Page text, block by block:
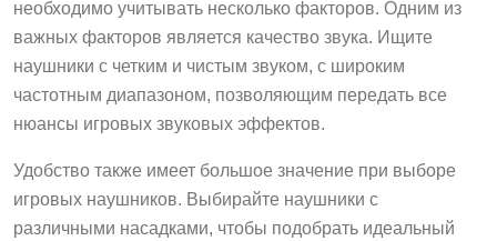
необходимо учитывать несколько факторов. Одним из
важных факторов является качество звука. Ищите
наушники с четким и чистым звуком, с широким
частотным диапазоном, позволяющим передать все
нюансы игровых звуковых эффектов.
Удобство также имеет большое значение при выборе
игровых наушников. Выбирайте наушники с
различными насадками, чтобы подобрать идеальный